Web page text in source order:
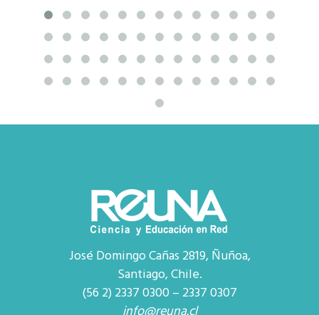
José Domingo Cañas 2819, Ñuñoa,
Santiago, Chile.
(56 2) 2337 0300 – 2337 0307